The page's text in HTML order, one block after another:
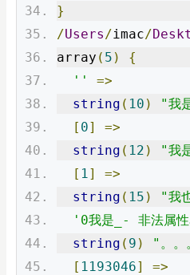
}
/Users/imac/
array ( 5 )
{
''
=>
string ( 10 )
"我
[ 0]
=>
string ( 12 )
"我
[ 1]
=>
string ( 15 )
"我
'0我是_- 非法属
string ( 9 )
"。。
[ 1193046]
=>